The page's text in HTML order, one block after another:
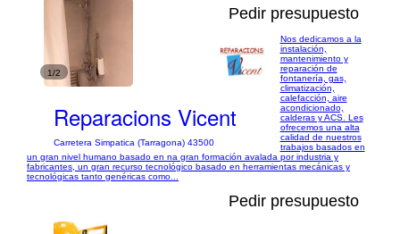
1/2
Pedir presupuesto
Reparacions Vicent
Carretera Simpatica (Tarragona) 43500
Nos dedicamos a la
instalación,
mantenimiento y
reparación de
fontanería, gas,
climatización,
calefacción, aire
acondicionado,
calderas y ACS. Les
ofrecemos una alta
calidad de nuestros
trabajos basados en
un gran nivel humano basado en na gran formación avalada por industria y
fabricantes, un gran recurso tecnológico basado en herramientas mecánicas y
tecnológicas tanto genéricas como...
Pedir presupuesto